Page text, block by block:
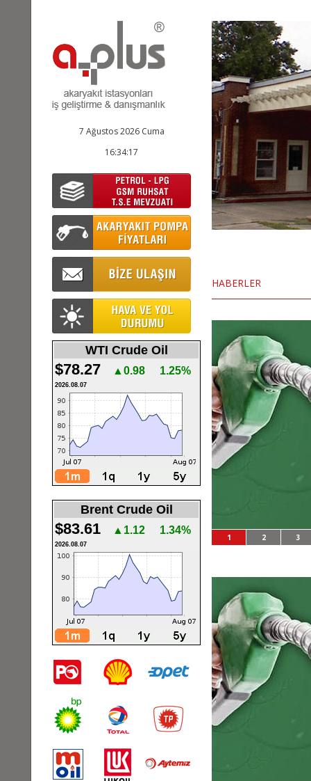
7 Ağustos 2026 Cuma
16:34:18
WTI Crude Oil
$78.27 ▲0.98 1.25%
2026.08.07
Brent Crude Oil
$83.61 ▲1.12 1.34%
2026.08.07
HABERLER
1 2 3